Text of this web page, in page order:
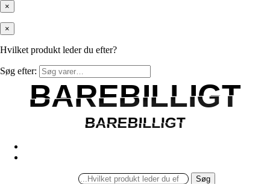
×
×
Hvilket produkt leder du efter?
Søg efter:
BAREBILLIGT
BAREBILLIGT
BAREBILLIGT
BAREBILLIGT
Søg